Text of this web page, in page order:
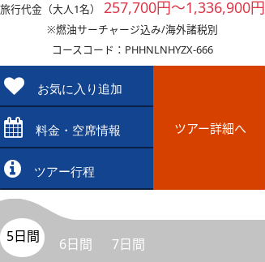
旅行代金（大人1名） 257,700円～1,336,900円
※燃油サーチャージ込み/海外諸税別
コースコード：PHHNLNHYZX-666
お気に入り追加
料金・空席情報
ツアー行程
ツアー詳細へ
5日間 6日間 7日間